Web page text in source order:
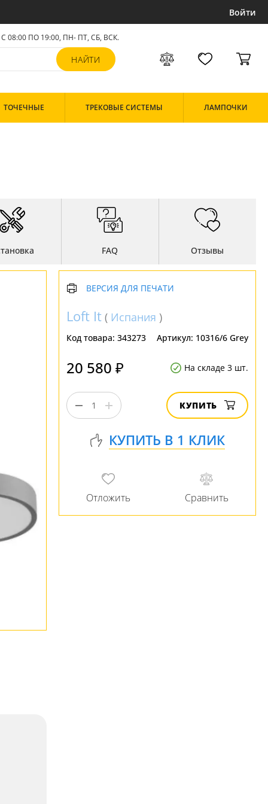
Войти
С 08:00 ПО 19:00, ПН- ПТ, СБ, ВСК.
ТОЧЕЧНЫЕ ТРЕКОВЫЕ СИСТЕМЫ ЛАМПОЧКИ
FAQ Отзывы
ВЕРСИЯ ДЛЯ ПЕЧАТИ
Loft It ( Испания )
Код товара: 343273 Артикул: 10316/6 Grey
20 580 ₽ На складе 3 шт.
КУПИТЬ